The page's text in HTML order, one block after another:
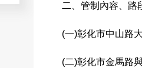
二、管制內容、路
(一)彰化市中山路
(二)彰化市金馬路